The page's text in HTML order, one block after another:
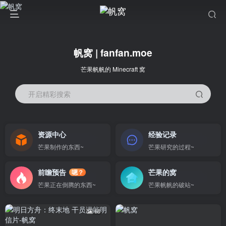
帆窝 | fanfan.moe
芒果帆帆的 Minecraft 窝
开启精彩搜索
资源中心
芒果制作的东西~
经验记录
芒果研究的过程~
前瞻预告
嗯？
芒果正在倒腾的东西~
芒果的窝
芒果帆帆的破站~
68